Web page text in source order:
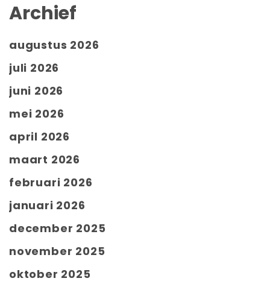
Archief
augustus 2026
juli 2026
juni 2026
mei 2026
april 2026
maart 2026
februari 2026
januari 2026
december 2025
november 2025
oktober 2025